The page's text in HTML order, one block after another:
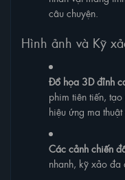
câu chuyện.
Hình ảnh và Kỹ
Đồ họa 3D đỉnh
phim tiên tiến,
hiệu ứng ma
Các cảnh chiến
nhanh, kỹ xảo đa